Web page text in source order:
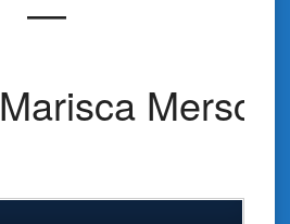
—
Marisca Mersch